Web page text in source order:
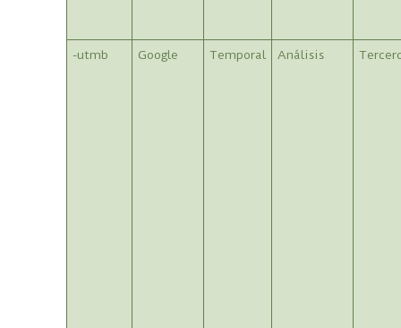
-utmb Google Temporal Análisis